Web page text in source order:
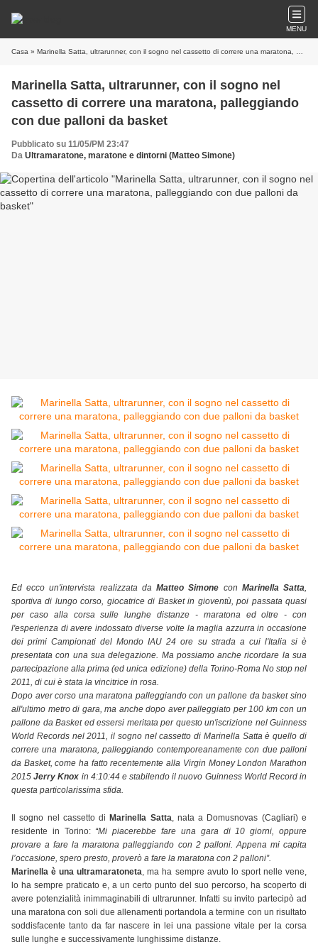
MENU
Casa » Marinella Satta, ultrarunner, con il sogno nel cassetto di correre una maratona, palleggiando con due palloni da basket
Marinella Satta, ultrarunner, con il sogno nel
cassetto di correre una maratona, palleggiando
con due palloni da basket
Pubblicato su 11/05/PM 23:47
Da Ultramaratone, maratone e dintorni (Matteo Simone)
Ed ecco un'intervista realizzata daMatteo Simone con Marinella Satta,
sportiva di lungo corso, giocatrice di Basket in gioventù, poi passata quasi
per caso alla corsa sulle lunghe distanze - maratona ed oltre - con
l'esperienza di avere indossato diverse volte la maglia azzurra in occasione
dei primi Campionati del Mondo IAU 24 ore su strada a cui l'Italia si è
presentata con una sua delegazione. Ma possiamo anche ricordare la sua
partecipazione alla prima (ed unica edizione) della Torino-Roma No stop nel
2011, di cui è stata la vincitrice in rosa.
Dopo aver corso una maratona palleggiando con un pallone da basket sino
all'ultimo metro di gara, ma anche dopo aver palleggiato per 100 km con un
pallone da Basket ed essersi meritata per questo un'iscrizione nel Guinness
World Records nel 2011, il sogno nel cassetto di Marinella Satta è quello di
correre una maratona, palleggiando contemporeanamente con due palloni
da Basket, come ha fatto recentemente alla Virgin Money London Marathon
2015Jerry Knox in 4:10:44 e stabilendo il nuovo Guinness World Record in
questa particolarissima sfida.
Il sogno nel cassetto di Marinella Satta, nata a Domusnovas (Cagliari) e
residente in Torino: “Mi piacerebbe fare una gara di 10 giorni, oppure
provare a fare la maratona palleggiando con 2 palloni. Appena mi capita
l’occasione, spero presto, proverò a fare la maratona con 2 palloni”.
Marinella è una ultramaratoneta, ma ha sempre avuto lo sport nelle vene,
lo ha sempre praticato e, a un certo punto del suo percorso, ha scoperto di
avere potenzialità inimmaginabili di ultrarunner. Infatti su invito partecipò ad
una maratona con soli due allenamenti portandola a termine con un risultato
soddisfacente tanto da far nascere in lei una passione vitale per la corsa
sulle lunghe e successivamente lunghissime distanze.